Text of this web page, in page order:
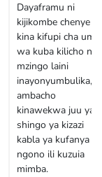
Dayaframu ni
kijikombe chenye
kina kifupi cha
wa kuba kilicho na
mzingo laini
inayonyumbulika,
ambacho
kinawekwa juu ya
shingo ya kizazi
kabla ya kufanya
ngono ili kuzuia
mimba.